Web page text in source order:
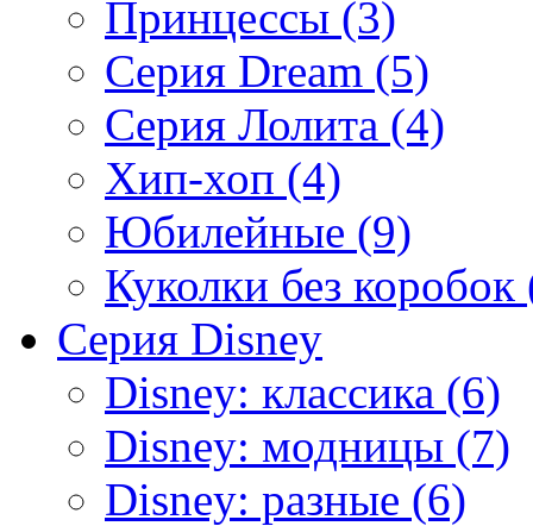
Принцессы (3)
Серия Dream (5)
Серия Лолита (4)
Хип-хоп (4)
Юбилейные (9)
Куколки без коробок
Серия Disney
Disney: классика (6)
Disney: модницы (7)
Disney: разные (6)